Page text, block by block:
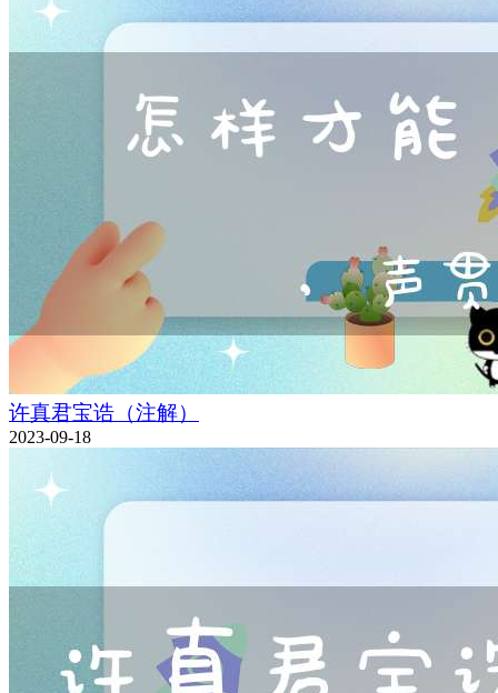
许真君宝诰（注解）
2023-09-18